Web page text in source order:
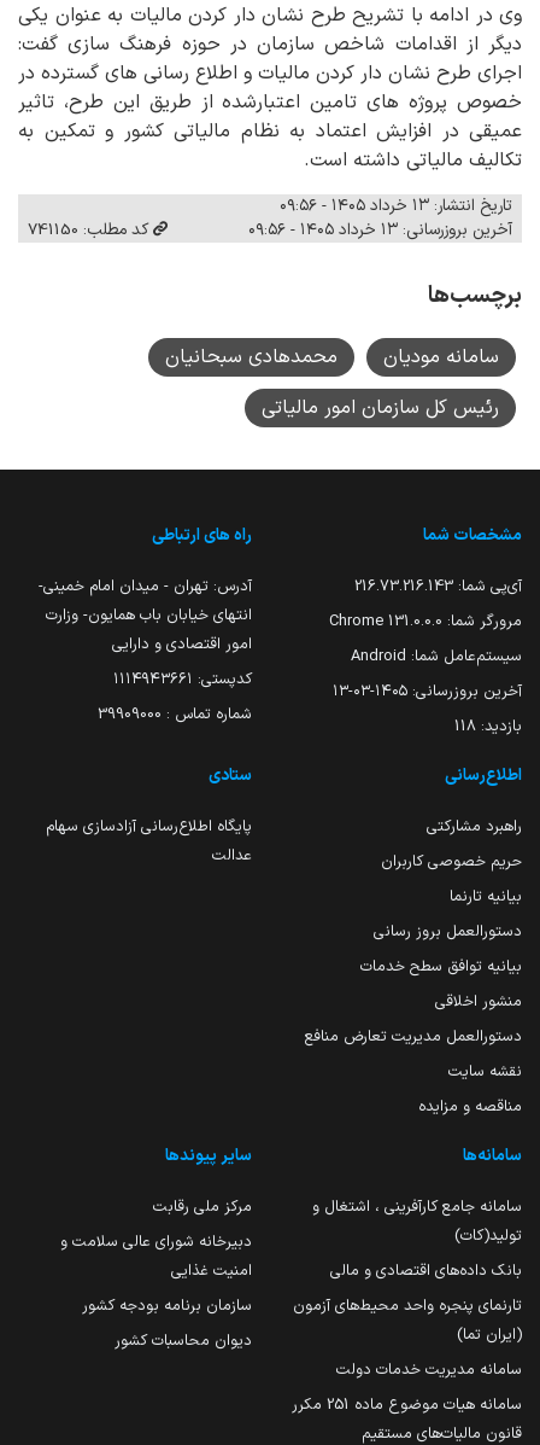
وی در ادامه با تشریح طرح نشان دار کردن مالیات به عنوان یکی
دیگر از اقدامات شاخص سازمان در حوزه فرهنگ سازی گفت:
اجرای طرح نشان دار کردن مالیات و اطلاع رسانی های گسترده در
خصوص پروژه های تامین اعتبارشده از طریق این طرح، تاثیر
عمیقی در افزایش اعتماد به نظام مالیاتی کشور و تمکین به
تکالیف مالیاتی داشته است.
تاریخ انتشار: ۱۳ خرداد ۱۴۰۵ - ۰۹:۵۶
آخرین بروزرسانی: ۱۳ خرداد ۱۴۰۵ - ۰۹:۵۶
کد مطلب: 741150
برچسب‌ها
سامانه مودیان
محمدهادی سبحانیان
رئیس کل سازمان امور مالیاتی
مشخصات شما
آی‌پی شما: 216.73.216.143
مرورگر شما: 131.0.0.0 Chrome
سیستم‌عامل شما: Android
آخرین بروزرسانی: ۱۴۰۵-۰۳-۱۳
بازدید: 118
راه های ارتباطی
آدرس: تهران - میدان امام خمینی-
انتهای خیابان باب همایون- وزارت
امور اقتصادی و دارایی
کدپستی: ۱۱۱۴۹۴۳۶۶۱
شماره تماس : 39909000
اطلاع‌رسانی
راهبرد مشارکتی
حریم خصوصی کاربران
بیانیه تارنما
دستورالعمل بروز رسانی
بیانیه توافق سطح خدمات
منشور اخلاقی
دستورالعمل مدیریت تعارض منافع
نقشه سایت
مناقصه و مزایده
ستادی
پایگاه اطلاع‌رسانی آزادسازی سهام
عدالت
سامانه‌ها
سامانه جامع کارآفرینی ، اشتغال و
تولید(کات)
بانک داده‌های اقتصادی و مالی
تارنمای پنجره واحد محیط‌های آزمون
(ایران تما)
سامانه مدیریت خدمات دولت
سامانه هیات موضوع ماده 251 مکرر
قانون مالیات‌های مستقیم
سایر پیوندها
مرکز ملی رقابت
دبیرخانه شورای عالی سلامت و
امنیت غذایی
سازمان برنامه بودجه کشور
دیوان محاسبات کشور